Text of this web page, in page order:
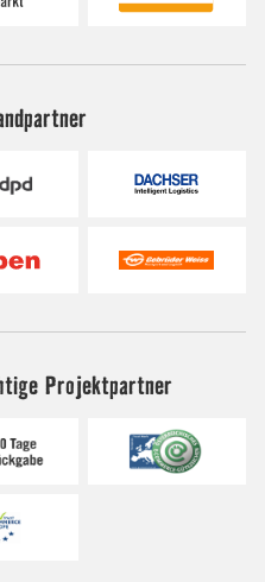
Projektpartner